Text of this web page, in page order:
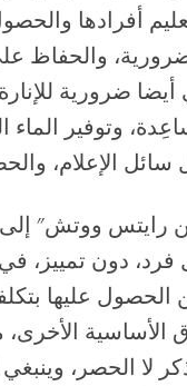
أفرادها
والحفاظ
أيضا ضرورية
وتوفير
سائل الإعلام،
رايتس ووتش" إلى
دون تمييز، في
عليها
الأساسية
لا الحصر،